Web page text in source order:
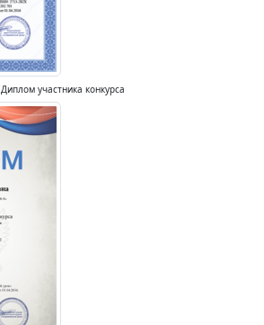
Диплом участника конкурса